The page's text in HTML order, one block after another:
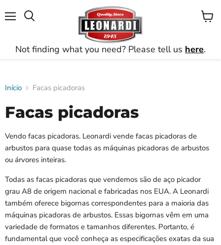
Not finding what you need? Please tell us here.
Ver
Início Facas picadoras
Facas picadoras
Vendo facas picadoras. Leonardi vende facas picadoras de
arbustos para quase todas as máquinas picadoras de arbustos
ou árvores inteiras.
Todas as facas picadoras que vendemos são de aço picador
grau A8 de origem nacional e fabricadas nos EUA. A Leonardi
também oferece bigornas correspondentes para a maioria das
máquinas picadoras de arbustos. Essas bigornas vêm em uma
variedade de formatos e tamanhos diferentes. Portanto, é
fundamental que você conheça as especificações exatas da sua